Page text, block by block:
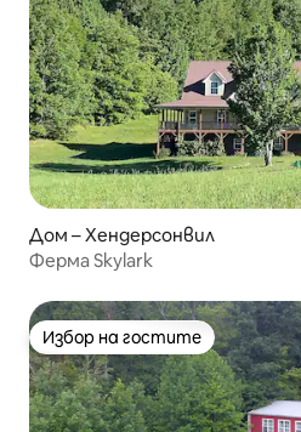
Дом – Хендерсонвил
Ферма Skylark
Избор на гостите
Избор на гостите